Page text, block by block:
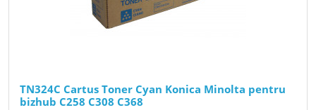
TN324C Cartus Toner Cyan Konica Minolta pentru
bizhub C258 C308 C368